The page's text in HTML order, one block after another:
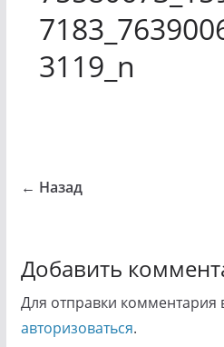
3119_n
← Назад
Добавить
Для отправки
авторизоваться.